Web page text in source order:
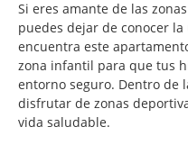
Si eres amante de las
puedes dejar de conocer
encuentra este
zona infantil para que tus
entorno seguro. Dentro de
disfrutar de zonas
vida saludable.